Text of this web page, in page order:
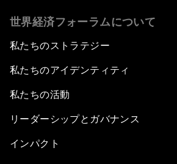
世界経済フォーラムについて
私たちのストラテジー
私たちのアイデンティティ
私たちの活動
リーダーシップとガバナンス
インパクト